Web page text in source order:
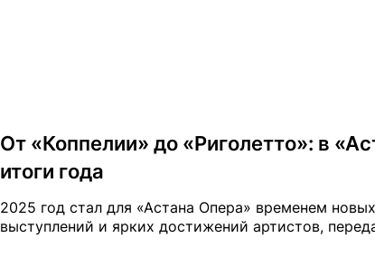
От «Коппелии» до «Риголетто»: в
итоги года
2025 год стал для «Астана Опера» временем
выступлений и ярких достижений артистов,